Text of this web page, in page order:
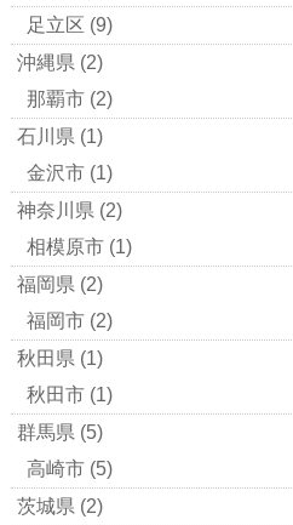
足立区 (9)
沖縄県 (2)
那覇市 (2)
石川県 (1)
金沢市 (1)
神奈川県 (2)
相模原市 (1)
福岡県 (2)
福岡市 (2)
秋田県 (1)
秋田市 (1)
群馬県 (5)
高崎市 (5)
茨城県 (2)